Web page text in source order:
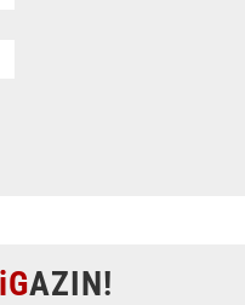
AZIN!